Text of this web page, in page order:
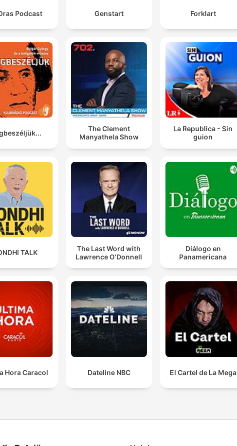
Podcast Genstart Forklart
The Clement
Manyathela Show
La Republica - Sin
guion
TALK
The Last Word with
Lawrence O’Donnell
Diálogo en
Panamericana
Hora Caracol Dateline NBC El Cartel de La Mega